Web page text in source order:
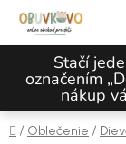
Prejsť na obsah
Stačí
označením
nákup
Domov
/ Oblečenie /